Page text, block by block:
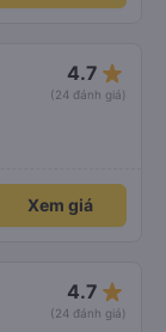
4.7 star_rate
(24 đánh giá)
Xem giá
4.7 star_rate
(24 đánh giá)